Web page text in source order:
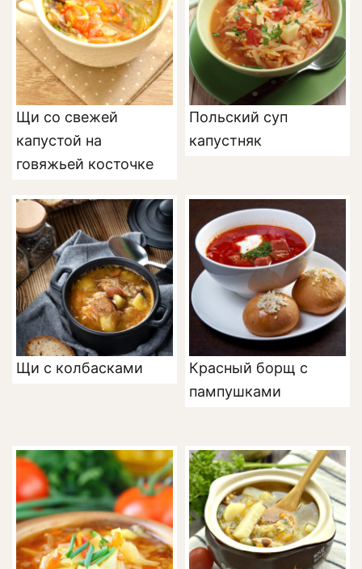
Щи со свежей
капустой на
говяжьей косточке
Польский суп
капустняк
Щи с колбасками
Красный борщ с
пампушками